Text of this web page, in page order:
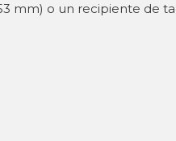
mm) o un recipiente de